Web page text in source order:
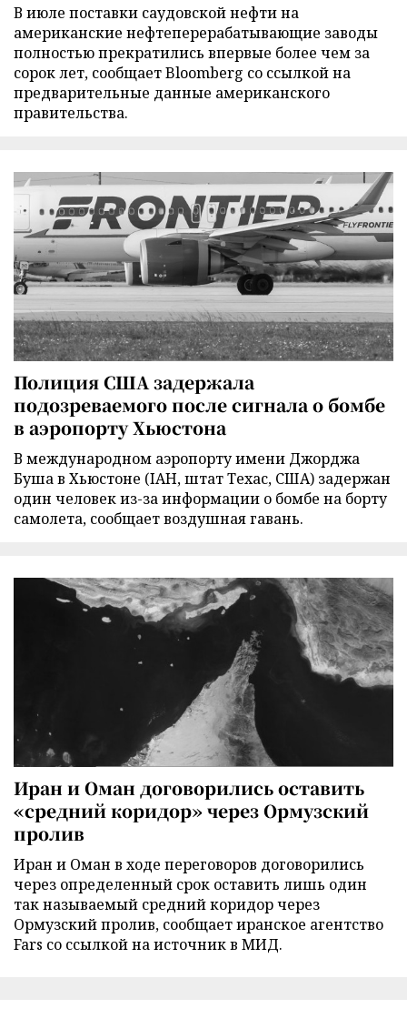
В июле поставки саудовской нефти на
американские нефтеперерабатывающие заводы
полностью прекратились впервые более чем за
сорок лет, сообщает Bloomberg со ссылкой на
предварительные данные американского
правительства.
Полиция США задержала
подозреваемого после сигнала о бомбе
в аэропорту Хьюстона
В международном аэропорту имени Джорджа
Буша в Хьюстоне (IAH, штат Техас, США) задержан
один человек из-за информации о бомбе на борту
самолета, сообщает воздушная гавань.
Иран и Оман договорились оставить
«средний коридор» через Ормузский
пролив
Иран и Оман в ходе переговоров договорились
через определенный срок оставить лишь один
так называемый средний коридор через
Ормузский пролив, сообщает иранское агентство
Fars со ссылкой на источник в МИД.